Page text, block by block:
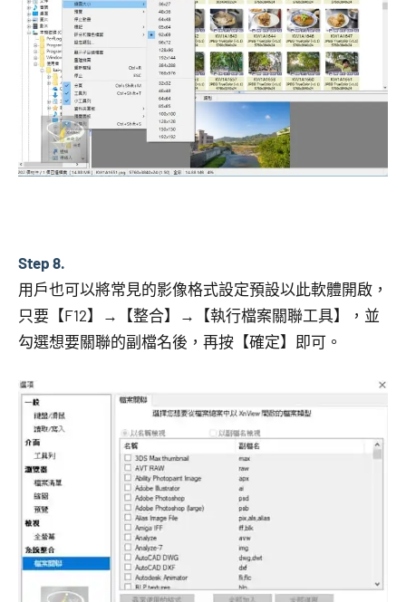
Step 8.
用戶也可以將常見的影像格式設定預設以此軟體開啟，
只要【F12】→【整合】→【執行檔案關聯工具】，並
勾選想要關聯的副檔名後，再按【確定】即可。